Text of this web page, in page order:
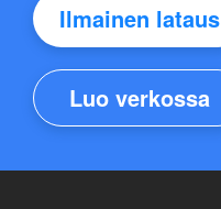
Ilmainen lataus
Luo verkossa